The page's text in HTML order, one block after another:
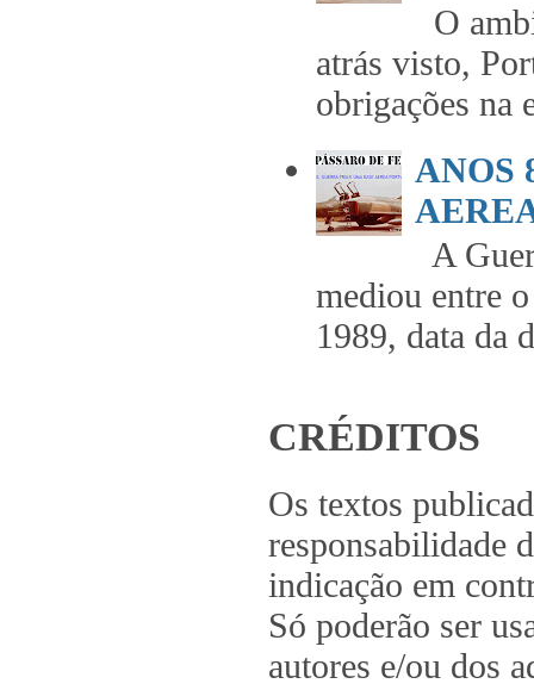
O
atrás visto,
obrigações na
ANOS
A
mediou entre
1989, data da
CRÉDITOS
Os textos
responsabilidade
indicação em
Só poderão ser
autores e/ou dos